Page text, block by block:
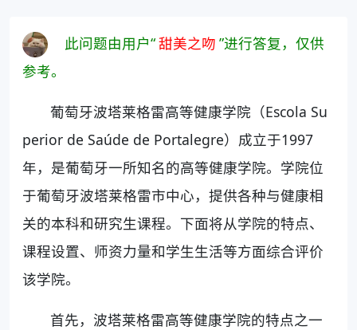
此问题由用户“甜美之吻 ”进行答复，仅供
参考。
葡萄牙波塔莱格雷高等健康学院（Escola Su
perior de Saúde de Portalegre）成立于1997
年，是葡萄牙一所知名的高等健康学院。学院位
于葡萄牙波塔莱格雷市中心，提供各种与健康相
关的本科和研究生课程。下面将从学院的特点、
课程设置、师资力量和学生生活等方面综合评价
该学院。
首先，波塔莱格雷高等健康学院的特点之一